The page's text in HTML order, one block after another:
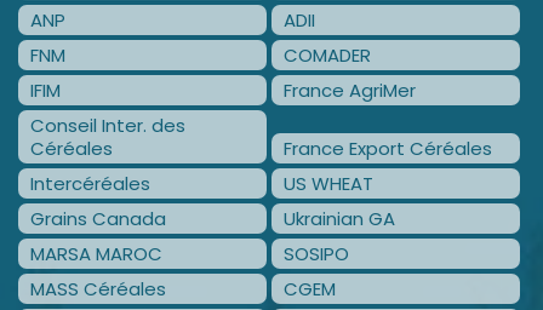
ANP
ADII
FNM
COMADER
IFIM
France AgriMer
Conseil Inter. des
Céréales
France Export Céréales
Intercéréales
US WHEAT
Grains Canada
Ukrainian GA
MARSA MAROC
SOSIPO
MASS Céréales
CGEM